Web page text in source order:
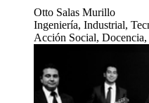
Otto Salas Murillo
Ingeniería, Industrial,
Acción Social,